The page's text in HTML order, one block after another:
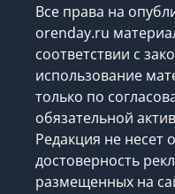
Все права на
orenday.ru
соответствии с
использование
только по
обязательной
Редакция не несет
достоверность
размещенных на